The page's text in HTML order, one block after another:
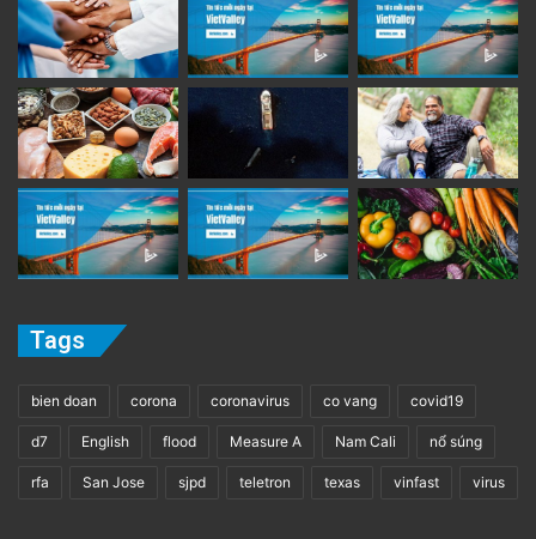
Tags
bien doan corona coronavirus co vang covid19
d7 English flood Measure A Nam Cali nổ súng
rfa San Jose sjpd teletron texas vinfast virus